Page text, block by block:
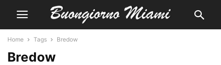
Home Tags Bredow
Bredow